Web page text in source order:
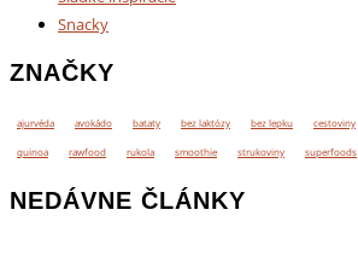
Snacky
ZNAČKY
ajurvéda avokádo bataty bez laktózy bez lepku cestoviny
quinoa rawfood rukola smoothie strukoviny superfoods
NEDÁVNE ČLÁNKY